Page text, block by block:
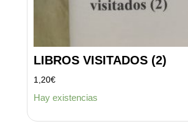
LIBROS VISITADOS (2)
1,20€
Hay existencias